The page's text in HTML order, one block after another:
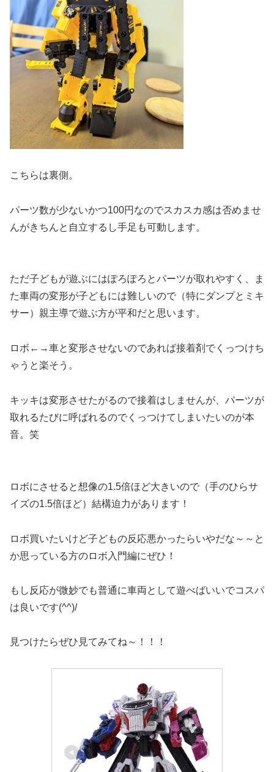
こちらは裏側。
パーツ数が少ないかつ100円なのでスカスカ感は否めませ
んがきちんと自立するし手足も可動します。
ただ子どもが遊ぶにはぽろぽろとパーツが取れやすく、ま
た車両の変形が子どもには難しいので（特にダンプとミキ
サー）親主導で遊ぶ方が平和だと思います。
ロボ←→車と変形させないのであれば接着剤でくっつけち
ゃうと楽そう。
キッキは変形させたがるので接着はしませんが、パーツが
取れるたびに呼ばれるのでくっつけてしまいたいのが本
音。笑
ロボにさせると想像の1.5倍ほど大きいので（手のひらサ
イズの1.5倍ほど）結構迫力があります！
ロボ買いたいけど子どもの反応悪かったらいやだな～～と
か思っている方のロボ入門編にぜひ！
もし反応が微妙でも普通に車両として遊べばいいでコスパ
は良いです(^^)/
見つけたらぜひ見てみてね～！！！